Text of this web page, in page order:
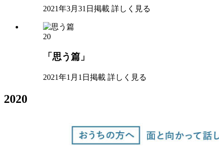
2021年3月31日掲載 詳しく見る
20
「思う篇」
2021年1月1日掲載 詳しく見る
2020